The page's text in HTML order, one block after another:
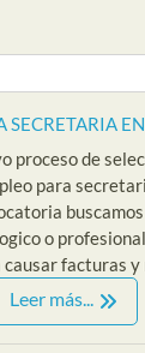
SECRETARIA
proceso de
para
o
facturas y
Leer más...